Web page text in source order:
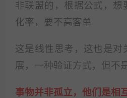
非联盟的，根据公式，想
化率，要不高客单
这是线性思考，这也是对
展，一种验证方式，但不
事物并非孤立，他们是相